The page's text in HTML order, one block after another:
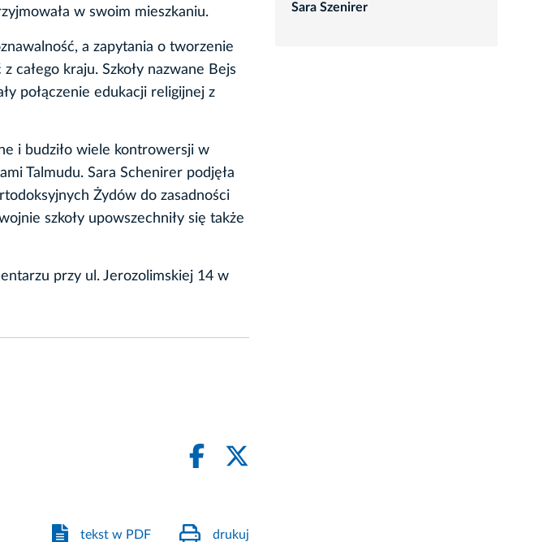
w swoim mieszkaniu.
a zapytania o tworzenie
całego kraju. Szkoły nazwane Bejs
połączenie edukacji religijnej z
i budziło wiele kontrowersji w
Talmudu. Sara Schenirer podjęła
Żydów do zasadności
szkoły upowszechniły się także
przy ul. Jerozolimskiej 14 w
tekst w PDF drukuj
Sara Szenirer